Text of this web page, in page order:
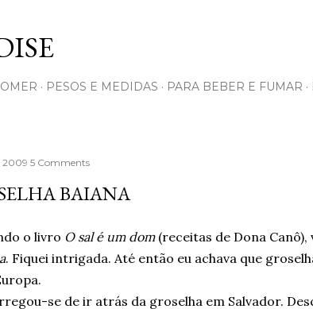
PESOS E MEDIDAS PARA BEBER E FUMAR
2009 5 Comments
BAIANA
o livro O sal é um dom (receitas de Dona
. Fiquei intrigada. Até então eu achava que
se de ir atrás da groselha em Salvador.